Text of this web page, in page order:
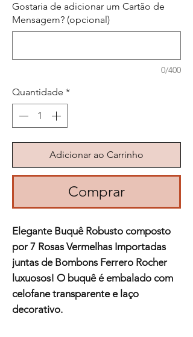
Gostaria de adicionar um Cartão de
Mensagem? (opcional)
0/400
Quantidade *
Adicionar ao Carrinho
Comprar
Elegante Buquê Robusto composto
por 7 Rosas Vermelhas Importadas
juntas de Bombons Ferrero Rocher
luxuosos! O buquê é embalado com
celofane transparente e laço
decorativo.